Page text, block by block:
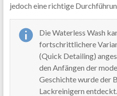
jedoch eine richtige
Die Waterless Wash
fortschrittlichere
(Quick Detailing)
den Anfängen der
Geschichte wurde der
Lackreinigern